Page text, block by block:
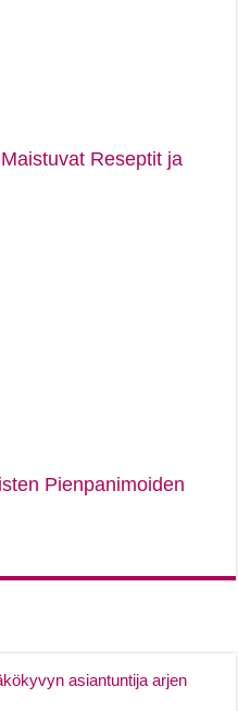
Reseptit ja
Pienpanimoiden
asiantuntija arjen